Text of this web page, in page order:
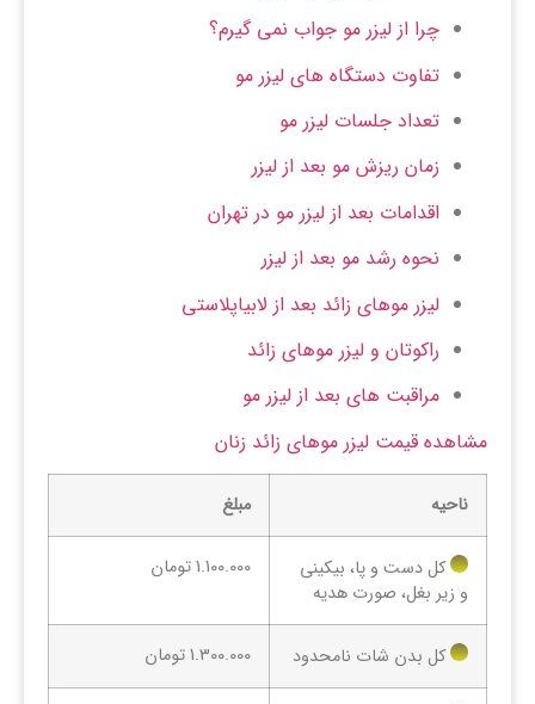
چرا از لیزر مو جواب نمی گیرم؟
تفاوت دستگاه های لیزر مو
تعداد جلسات لیزر مو
زمان ریزش مو بعد از لیزر
اقدامات بعد از لیزر مو در تهران
نحوه رشد مو بعد از لیزر
لیزر موهای زائد بعد از لابیاپلاستی
راکوتان و لیزر موهای زائد
مراقبت های بعد از لیزر مو
مشاهده قیمت لیزر موهای زائد زنان
ناحیه مبلغ
کل دست و پا، بیکینی
و زیر بغل، صورت هدیه
1.100.000 تومان
کل بدن شات نامحدود 1.300.000 تومان